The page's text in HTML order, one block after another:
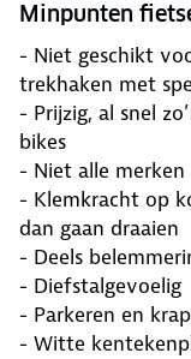
Minpunten
- Niet geschikt
trekhaken met
- Prijzig, al snel
bikes
- Niet alle
- Klemkracht op
dan gaan draaien
- Deels
- Diefstalgevoelig
- Parkeren en
- Witte